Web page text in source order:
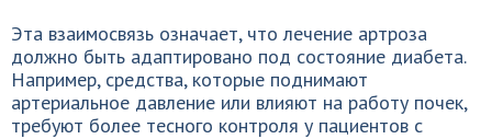
Эта взаимосвязь означает, что лечение артроза
должно быть адаптировано под состояние диабета.
Например, средства, которые поднимают
артериальное давление или влияют на работу почек,
требуют более тесного контроля у пациентов с